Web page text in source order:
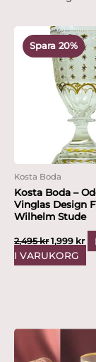
Spara 20%
Kosta Boda
Kosta Boda –
Vinglas Design
Wilhelm Stude
2,495kr
Det
var:
2,495 kr.
1,999 kr
är:
I VARUKORG